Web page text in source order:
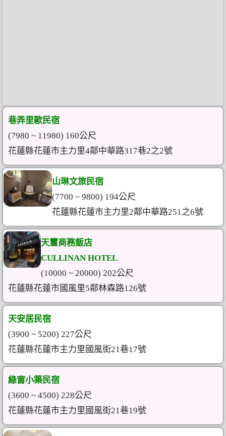
巷弄里歐民宿
(7980 ~ 11980) 160公尺
花蓮縣花蓮市主力里4鄰中華路317巷2之2號
山琳文旅民宿
(7700 ~ 9800) 194公尺
花蓮縣花蓮市主力里2鄰中華路251之6號
天璽商務飯店
CULLINAN HOTEL
(10000 ~ 20000) 202公尺
花蓮縣花蓮市國風里5鄰林森路126號
天安居民宿
(3900 ~ 5200) 227公尺
花蓮縣花蓮市主力里國風街21巷17號
綠窗小築民宿
(3600 ~ 4500) 228公尺
花蓮縣花蓮市主力里國風街21巷19號